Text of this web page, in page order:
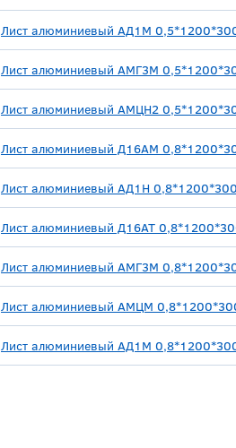
Лист алюминиевый АД1М
Лист алюминиевый АМГ3М
Лист алюминиевый АМЦН2
Лист алюминиевый Д16АМ
Лист алюминиевый АД1Н
Лист алюминиевый Д16АТ
Лист алюминиевый АМГ3М
Лист алюминиевый АМЦМ
Лист алюминиевый АД1М